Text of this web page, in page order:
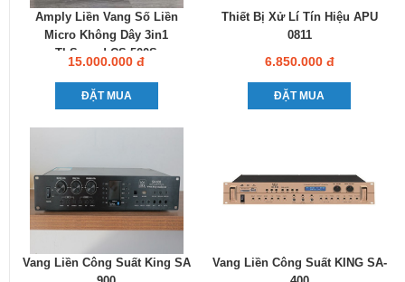
Amply Liền Vang Số Liền
Micro Không Dây 3in1
TbSound CS-500S
15.000.000 đ
ĐẶT MUA
Thiết Bị Xử Lí Tín Hiệu APU
0811
6.850.000 đ
ĐẶT MUA
Vang Liền Công Suất King SA
Vang Liền Công Suất KING SA-